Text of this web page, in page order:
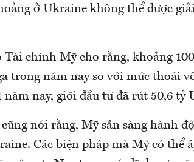
ở Ukraine không thể được
chính Mỹ cho rằng, khoảng
trong năm nay so với mức thoái
năm nay, giới đầu tư đã rút 50,6 tỷ
nói rằng, Mỹ sẵn sàng hành
Các biện pháp mà Mỹ có thể